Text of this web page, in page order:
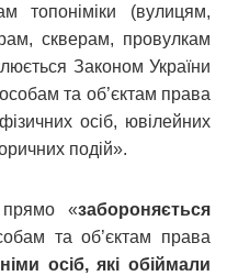
топоніміки (вулицям,
скверам, провулкам
Законом України
та об’єктам права
осіб, ювілейних
подій».
прямо «забороняється
та об’єктам права
осіб, які обіймали